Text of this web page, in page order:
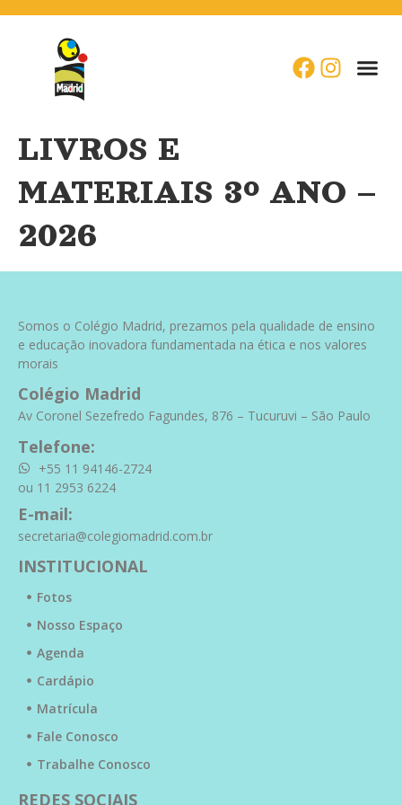
LIVROS E
MATERIAIS 3º ANO –
2026
Somos o Colégio Madrid, prezamos pela qualidade de ensino
e educação inovadora fundamentada na ética e nos valores
morais
Colégio Madrid
Av Coronel Sezefredo Fagundes, 876 – Tucuruvi – São Paulo
Telefone:
+55 11 94146-2724
ou 11 2953 6224
E-mail:
secretaria@colegiomadrid.com.br
INSTITUCIONAL
Fotos
Nosso Espaço
Agenda
Cardápio
Matrícula
Fale Conosco
Trabalhe Conosco
REDES SOCIAIS